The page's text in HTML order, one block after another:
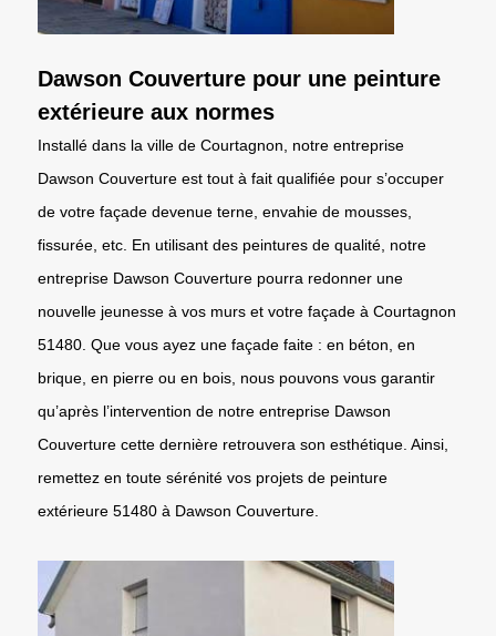
Dawson Couverture pour une peinture
extérieure aux normes
Installé dans la ville de Courtagnon, notre entreprise
Dawson Couverture est tout à fait qualifiée pour s’occuper
de votre façade devenue terne, envahie de mousses,
fissurée, etc. En utilisant des peintures de qualité, notre
entreprise Dawson Couverture pourra redonner une
nouvelle jeunesse à vos murs et votre façade à Courtagnon
51480. Que vous ayez une façade faite : en béton, en
brique, en pierre ou en bois, nous pouvons vous garantir
qu’après l’intervention de notre entreprise Dawson
Couverture cette dernière retrouvera son esthétique. Ainsi,
remettez en toute sérénité vos projets de peinture
extérieure 51480 à Dawson Couverture.